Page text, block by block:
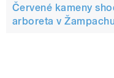
Červené kameny
arboreta v